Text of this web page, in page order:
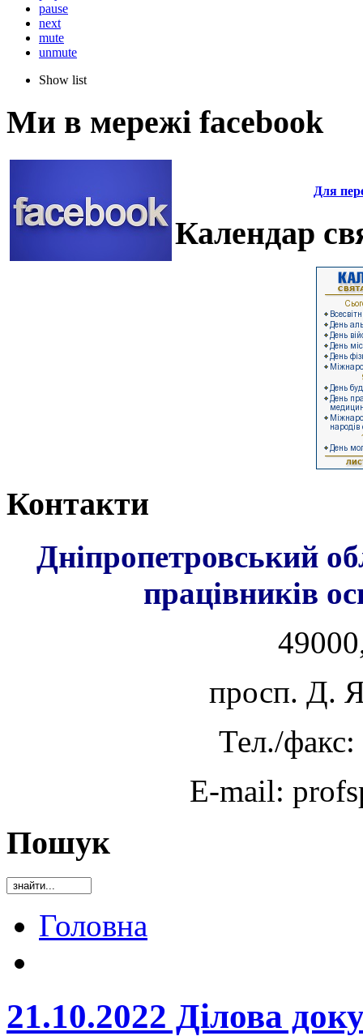
pause
next
mute
unmute
Show list
Ми в мережі facebook
Для
Календар
Контакти
Дніпропетровський
працівників
просп. Д.
Тел./
E-mail:
Пошук
Головна
21.10.2022 Ділова